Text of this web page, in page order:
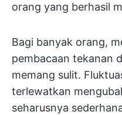
orang yang berhasil
Bagi banyak orang,
pembacaan tekanan
memang sulit.
terlewatkan
seharusnya